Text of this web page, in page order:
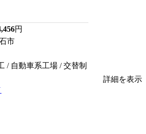
円
市
/ 自動車系工場 / 交替制
詳細を表示